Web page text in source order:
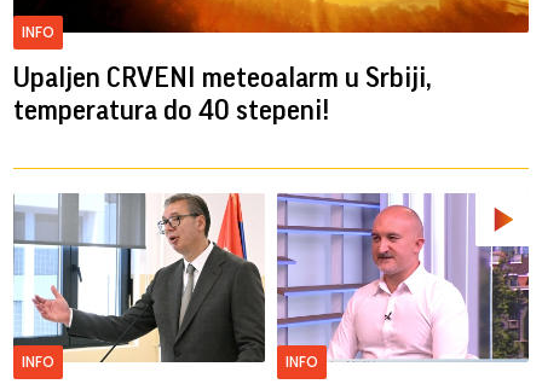
INFO
Upaljen CRVENI meteoalarm u Srbiji,
temperatura do 40 stepeni!
INFO INFO